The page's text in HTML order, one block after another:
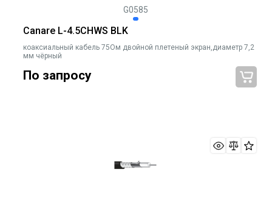
G0585
Canare L-4.5CHWS BLK
коаксиальный кабель 75Ом двойной плетеный экран,диаметр 7,2
мм чёрный
По запросу